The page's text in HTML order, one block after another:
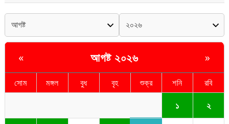
« আগষ্ট ২০২৬ »
সোম মঙ্গল বুধ বৃহ শুক্র শনি রবি
১ ২